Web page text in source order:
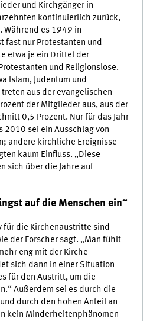
und Kirchgänger in
kontinuierlich zurück,
Während es 1949 in
fast nur Protestanten und
etwa je ein Drittel der
und Religionslose.
Islam, Judentum und
aus der evangelischen
der Mitglieder aus, aus der
0,5 Prozent. Nur für das Jahr
2010 sei ein Ausschlag von
andere kirchliche Ereignisse
kaum Einfluss. „Diese
sich über die Jahre auf
auf die Menschen ein“
für die Kirchenaustritte sind
der Forscher sagt. „Man fühlt
eng mit der Kirche
sich dann in einer Situation
für den Austritt, um die
Außerdem sei es durch die
durch den hohen Anteil an
kein Minderheitenphänomen